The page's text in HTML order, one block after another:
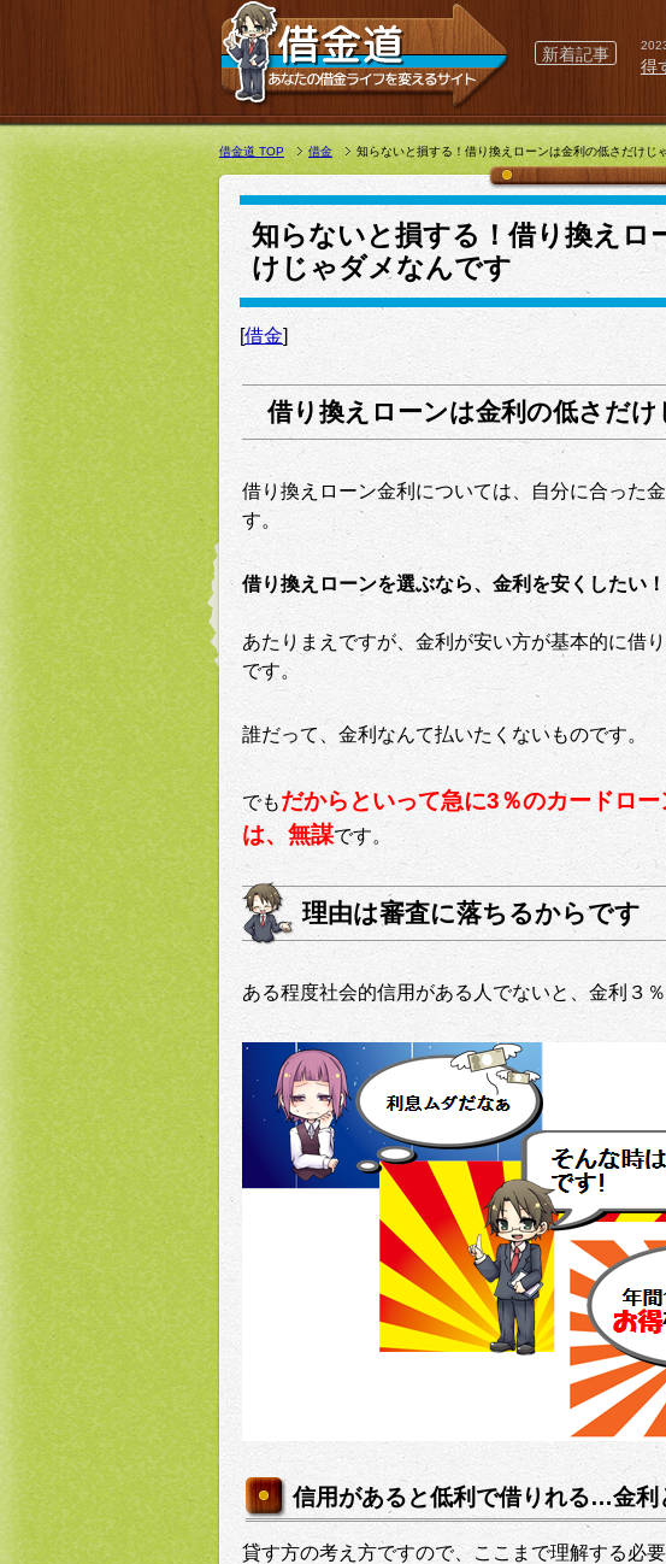
新着記事
得
借金道 TOP 借金 知らないと損する！借り換えローンは金利の低さだけじ
知らないと損する！借り換えロ
けじゃダメなんです
[借金]
借り換えローンは金利の低さだ
借り換えローン金利については、自分に合った
す。
借り換えローンを選ぶなら、金利を安くしたい
あたりまえですが、金利が安い方が基本的に借
です。
誰だって、金利なんて払いたくないものです。
でもだからといって急に3％のカードロ
は、無謀です。
理由は審査に落ちるからです
ある程度社会的信用がある人でないと、金利３
信用があると低利で借りれる…金利
貸す方の考え方ですので、ここまで理解する必